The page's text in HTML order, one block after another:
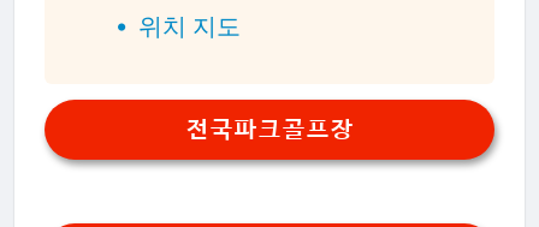
위치 지도
전국파크골프장